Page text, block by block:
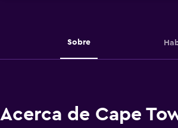
Sobre
Acerca de Cape